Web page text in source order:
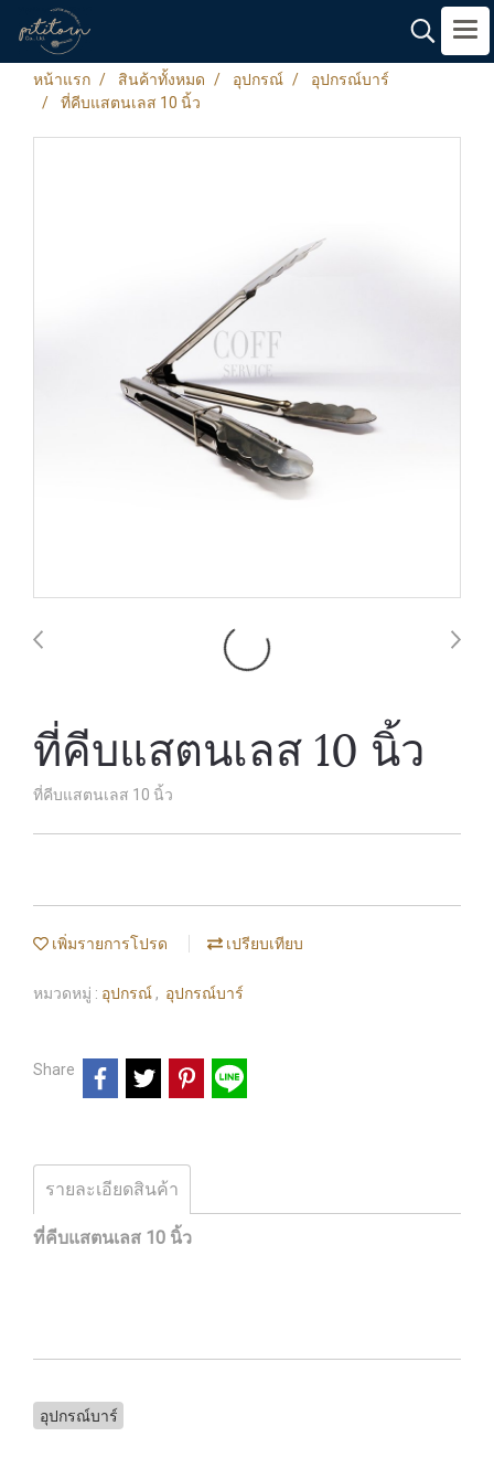
หน้าแรก สินค้าทั้งหมด อุปกรณ์
อุปกรณ์บาร์
ที่คีบแสตนเลส 10 นิ้ว
ที่คีบแสตนเลส 10 นิ้ว
ที่คีบแสตนเลส 10 นิ้ว
เพิ่มรายการโปรด เปรียบเทียบ
หมวดหมู่ : อุปกรณ์ , อุปกรณ์บาร์
Share
รายละเอียดสินค้า
ที่คีบแสตนเลส 10 นิ้ว
อุปกรณ์บาร์